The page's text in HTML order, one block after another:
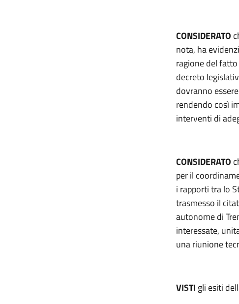
CONSIDERATO
nota, ha
ragione del
decreto
dovranno
rendendo così
interventi di
CONSIDERATO
per il
i rapporti tra lo
trasmesso il
autonome di
interessate,
una riunione
VISTI gli esiti